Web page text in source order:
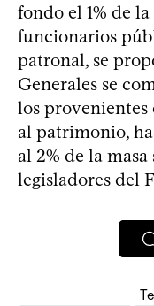
fondo el 1% de
funcionarios
patronal, se
Generales se
los provenientes
al patrimonio,
al 2% de la
legisladores del